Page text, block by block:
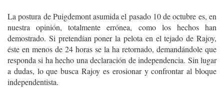
La postura de Puigdemont asumida el pasado 10 de octubre es, en
nuestra opinión, totalmente errónea, como los hechos han
demostrado. Si pretendían poner la pelota en el tejado de Rajoy,
éste en menos de 24 horas se la ha retornado, demandándole que
responda si ha hecho una declaración de independencia. Sin lugar
a dudas, lo que busca Rajoy es erosionar y confrontar al bloque
independentista.